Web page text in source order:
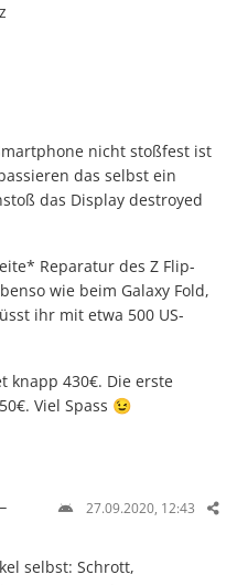
nicht stoßfest ist
das selbst ein
das Display destroyed
Reparatur des Z Flip-
wie beim Galaxy Fold,
ihr mit etwa 500 US-
knapp 430€. Die erste
Viel Spass 😉
27.09.2020, 12:43
selbst: Schrott,